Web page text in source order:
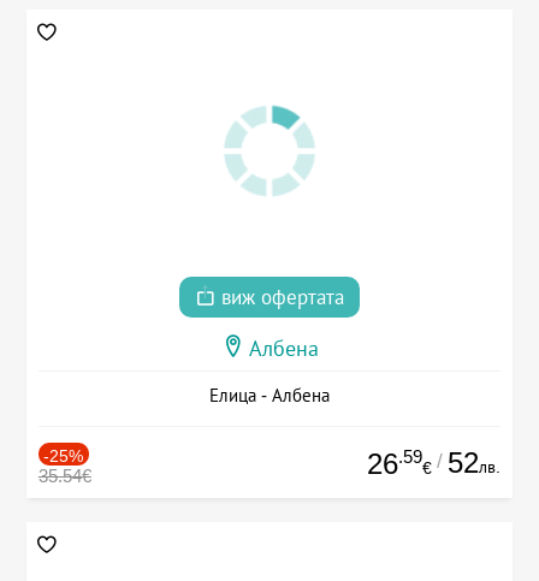
виж офертата
Албена
Елица - Албена
-25%
35.54€ 26.59
€ / 52лв.